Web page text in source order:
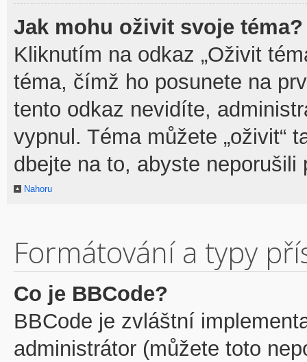
Jak mohu oživit svoje téma?
Kliknutím na odkaz „Oživit
téma, čímž ho posunete na
tento odkaz nevidíte,
vypnul. Téma můžete „oživit“
dbejte na to, abyste neporušili
Nahoru
Formátování a typy
Co je BBCode?
BBCode je zvláštní
administrátor (můžete toto